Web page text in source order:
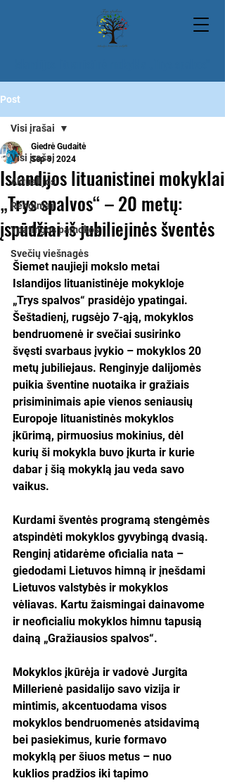
Post
Visi įrašai
Aktualijos
Renginiai
Ypatingos pamokos
Svečių viešnagės
Visi įrašai
Islandijos lituanistinei mokyklai
„Trys spalvos“ – 20 metų:
įspūdžiai iš jubiliejinės šventės
Giedrė Gudaitė
Sep 9, 2024
Šiemet naujieji mokslo metai
Islandijos lituanistinėje mokykloje
„Trys spalvos“ prasidėjo ypatingai.
Šeštadienį, rugsėjo 7-ąją, mokyklos
bendruomenė ir svečiai susirinko
švęsti svarbaus įvykio – mokyklos 20
metų jubiliejaus. Renginyje dalijomės
puikia šventine nuotaika ir gražiais
prisiminimais apie vienos seniausių
Europoje lituanistinės mokyklos
įkūrimą, pirmuosius mokinius, dėl
kurių ši mokykla buvo įkurta ir kurie
dabar į šią mokyklą jau veda savo
vaikus.
Kurdami šventės programą stengėmės
atspindėti mokyklos gyvybingą dvasią.
Renginį atidarėme oficialia nata –
giedodami Lietuvos himną ir įnešdami
Lietuvos valstybės ir mokyklos
vėliavas. Kartu žaismingai dainavome
ir neoficialiu mokyklos himnu tapusią
dainą „Gražiausios spalvos“.
Mokyklos įkūrėja ir vadovė Jurgita
Millerienė pasidalijo savo vizija ir
mintimis, akcentuodama visos
mokyklos bendruomenės atsidavimą
bei pasiekimus, kurie formavo
mokyklą per šiuos metus – nuo
kuklios pradžios iki tapimo